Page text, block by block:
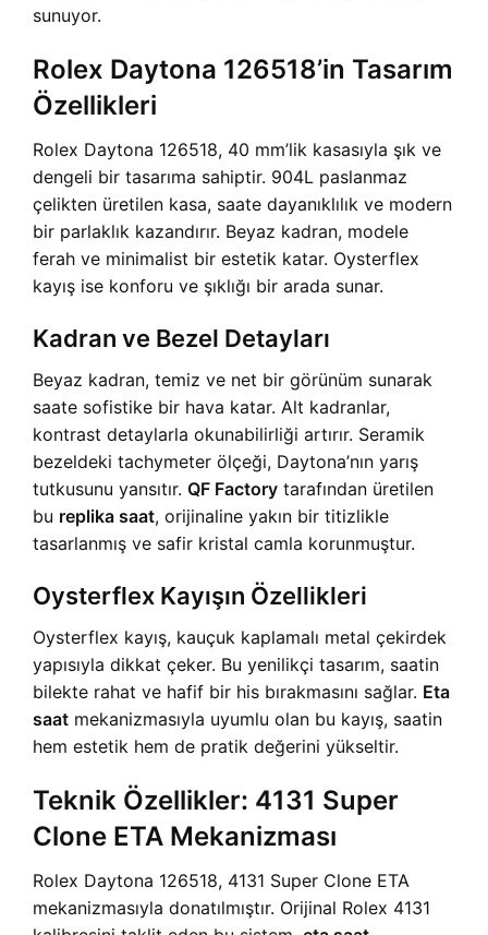
sunuyor.
Rolex Daytona 126518’in Tasarım
Özellikleri
Rolex Daytona 126518, 40 mm’lik kasasıyla şık ve
dengeli bir tasarıma sahiptir. 904L paslanmaz
çelikten üretilen kasa, saate dayanıklılık ve modern
bir parlaklık kazandırır. Beyaz kadran, modele
ferah ve minimalist bir estetik katar. Oysterflex
kayış ise konforu ve şıklığı bir arada sunar.
Kadran ve Bezel Detayları
Beyaz kadran, temiz ve net bir görünüm sunarak
saate sofistike bir hava katar. Alt kadranlar,
kontrast detaylarla okunabilirliği artırır. Seramik
bezeldeki tachymeter ölçeği, Daytona’nın yarış
tutkusunu yansıtır. QF Factory tarafından üretilen
bu replika saat, orijinaline yakın bir titizlikle
tasarlanmış ve safir kristal camla korunmuştur.
Oysterflex Kayışın Özellikleri
Oysterflex kayış, kauçuk kaplamalı metal çekirdek
yapısıyla dikkat çeker. Bu yenilikçi tasarım, saatin
bilekte rahat ve hafif bir his bırakmasını sağlar. Eta
saat mekanizmasıyla uyumlu olan bu kayış, saatin
hem estetik hem de pratik değerini yükseltir.
Teknik Özellikler: 4131 Super
Clone ETA Mekanizması
Rolex Daytona 126518, 4131 Super Clone ETA
mekanizmasıyla donatılmıştır. Orijinal Rolex 4131